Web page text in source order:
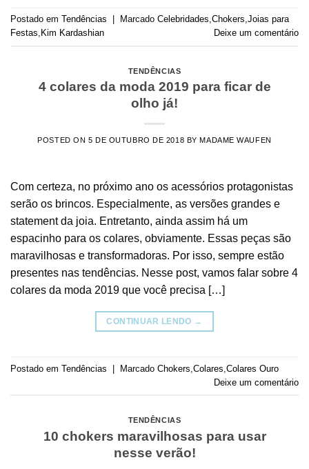
Postado em Tendências Marcado Celebridades Chokers Joias para
Festas Kim Kardashian Deixe um comentário
TENDÊNCIAS
4 colares da moda 2019 para ficar de
olho já!
POSTED ON 5 DE OUTUBRO DE 2018 BY MADAME WAUFEN
Com certeza, no próximo ano os acessórios protagonistas
serão os brincos. Especialmente, as versões grandes e
statement da joia. Entretanto, ainda assim há um
espacinho para os colares, obviamente. Essas peças são
maravilhosas e transformadoras. Por isso, sempre estão
presentes nas tendências. Nesse post, vamos falar sobre 4
colares da moda 2019 que você precisa […]
CONTINUAR LENDO →
Postado em Tendências | Marcado Chokers Colares Colares Ouro
Deixe um comentário
TENDÊNCIAS
10 chokers maravilhosas para usar
nesse verão!